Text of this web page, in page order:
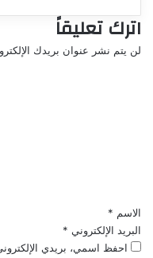
اترك تعليقاً
لن يتم نشر عنوان بريدك
الاسم *
البريد الإلكتروني *
احفظ اسمي، بريدي